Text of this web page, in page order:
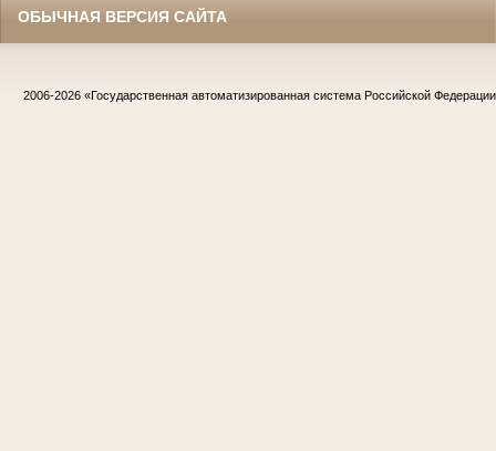
ОБЫЧНАЯ ВЕРСИЯ САЙТА
2006-2026 «Государственная автоматизированная система Российской